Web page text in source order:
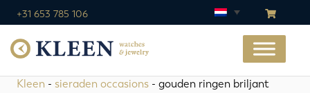
+31 653 785 106
Kleen - sieraden occasions - gouden ringen briljant